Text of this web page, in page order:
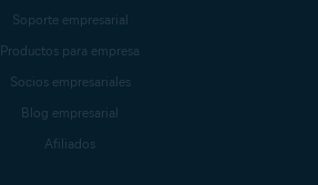
Soporte empresarial
Productos para empresa
Socios empresariales
Blog empresarial
Afiliados